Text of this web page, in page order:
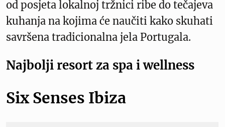
od posjeta lokalnoj tržnici ribe do tečajeva
kuhanja na kojima će naučiti kako skuhati
savršena tradicionalna jela Portugala.
Najbolji resort za spa i wellness
Six Senses Ibiza